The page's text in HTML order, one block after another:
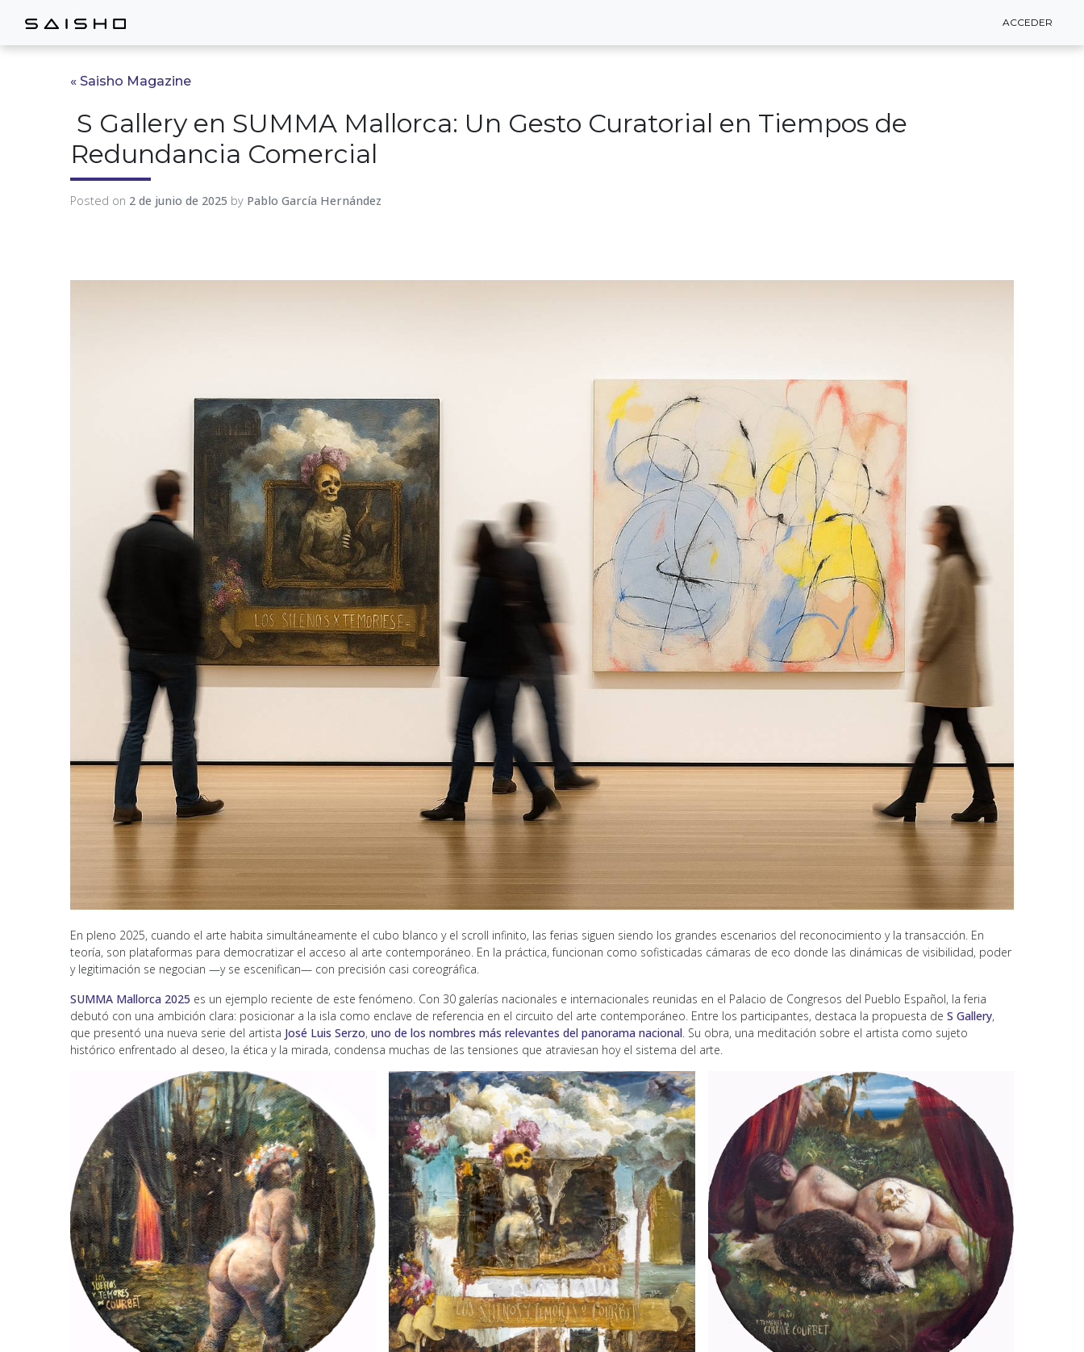
ACCEDER
ACCEDER
« Saisho Magazine
S Gallery en SUMMA Mallorca: Un Gesto Curatorial en Tiempos de
Redundancia Comercial
Posted on 2 de junio de 2025 by Pablo García Hernández
En pleno 2025, cuando el arte habita simultáneamente el cubo blanco y el scroll infinito, las ferias siguen siendo los grandes escenarios del reconocimiento y la transacción. En
teoría, son plataformas para democratizar el acceso al arte contemporáneo. En la práctica, funcionan como sofisticadas cámaras de eco donde las dinámicas de visibilidad, poder
y legitimación se negocian —y se escenifican— con precisión casi coreográfica.
SUMMA Mallorca 2025 es un ejemplo reciente de este fenómeno. Con 30 galerías nacionales e internacionales reunidas en el Palacio de Congresos del Pueblo Español, la feria
debutó con una ambición clara: posicionar a la isla como enclave de referencia en el circuito del arte contemporáneo. Entre los participantes, destaca la propuesta de S Gallery,
que presentó una nueva serie del artista José Luis Serzo, uno de los nombres más relevantes del panorama nacional. Su obra, una meditación sobre el artista como sujeto
histórico enfrentado al deseo, la ética y la mirada, condensa muchas de las tensiones que atraviesan hoy el sistema del arte.